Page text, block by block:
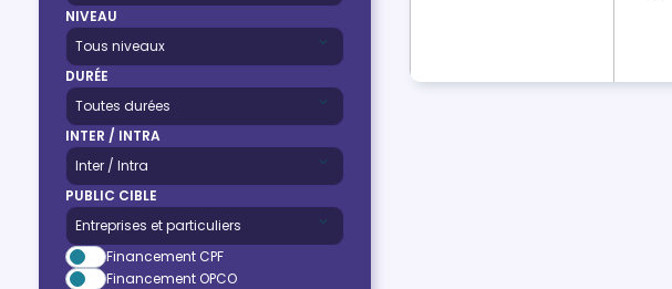
NIVEAU
DURÉE
INTER / INTRA
PUBLIC CIBLE
Financement CPF
Financement OPCO